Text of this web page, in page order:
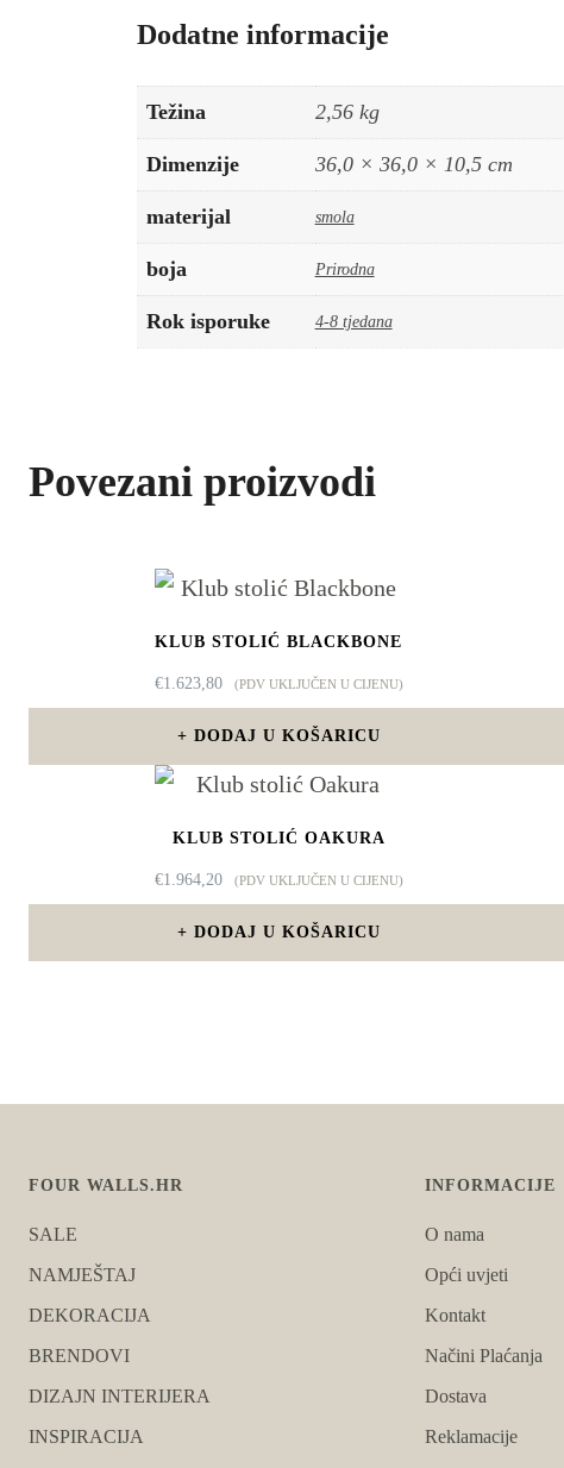
Dodatne informacije
Težina 2,56 kg
Dimenzije 36,0 × 36,0 × 10,5 cm
materijal smola
boja Prirodna
Rok isporuke 4-8 tjedana
Povezani proizvodi
KLUB STOLIĆ BLACKBONE
€1.623,80 (PDV UKLJUČEN U CIJENU)
DODAJ U KOŠARICU
KLUB STOLIĆ OAKURA
€1.964,20 (PDV UKLJUČEN U CIJENU)
DODAJ U KOŠARICU
FOUR WALLS.HR
SALE
NAMJEŠTAJ
DEKORACIJA
BRENDOVI
DIZAJN INTERIJERA
INSPIRACIJA
INFORMACIJE
O nama
Opći uvjeti
Kontakt
Načini Plaćanja
Dostava
Reklamacije